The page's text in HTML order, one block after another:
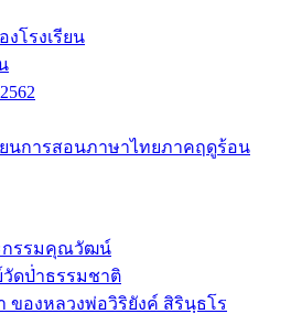
โรงเรียน
นการสอนภาษาไทยภาคฤดูร้อน
กรรมคุณวัฒน์
ดป่่าธรรมชาติ
ของหลวงพ่อวิริยังค์ สิรินฺธโร